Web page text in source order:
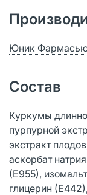
Юник
Состав
Куркумы
пурпурной
экстракт
аскорбат
(Е955),
глицерин